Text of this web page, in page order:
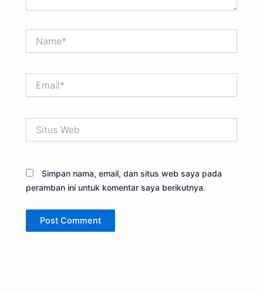
Web
Simpan nama, email, dan situs web saya pada
peramban ini untuk komentar saya berikutnya.